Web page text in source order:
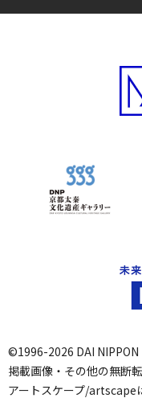
©1996-2026 DAI NIPPON
掲載画像・その他の無断
アートスケープ/artscape